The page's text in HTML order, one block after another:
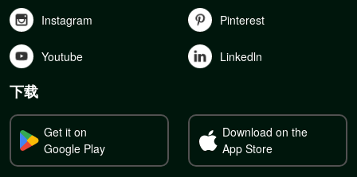
Instagram Pinterest
Youtube Linkedln
下载
Get it on
Google Play
Download on the
App Store